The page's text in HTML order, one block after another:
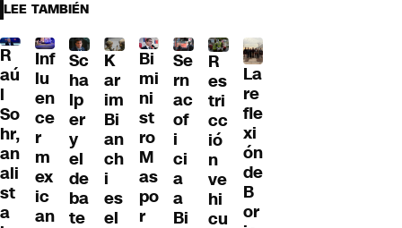
LEE TAMBIÉN
R
aú
l
So
hr,
an
ali
st
a
Inf
lu
en
ce
r
m
ex
ic
an
Sc
ha
lp
er
y
el
de
ba
te
K
ar
im
Bi
an
ch
i
es
el
Bi
mi
ni
st
ro
M
as
po
r
Se
rn
ac
of
i
ci
a
a
Bi
R
es
tri
cc
ió
n
ve
hi
cu
La
re
fle
xi
ón
de
B
or